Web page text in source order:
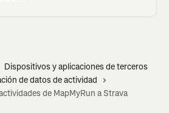
Dispositivos y aplicaciones de terceros
de datos de actividad
de MapMyRun a Strava